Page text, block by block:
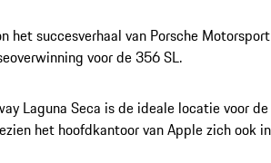
het succesverhaal van Porsche
voor de 356 SL.
Laguna Seca is de ideale locatie voor de
het hoofdkantoor van Apple zich ook in